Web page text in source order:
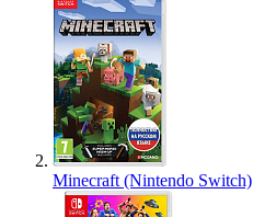
Minecraft (Nintendo Switch)